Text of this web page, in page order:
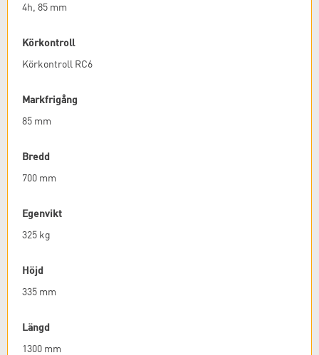
4h, 85 mm
Körkontroll
Körkontroll RC6
Markfrigång
85 mm
Bredd
700 mm
Egenvikt
325 kg
Höjd
335 mm
Längd
1300 mm